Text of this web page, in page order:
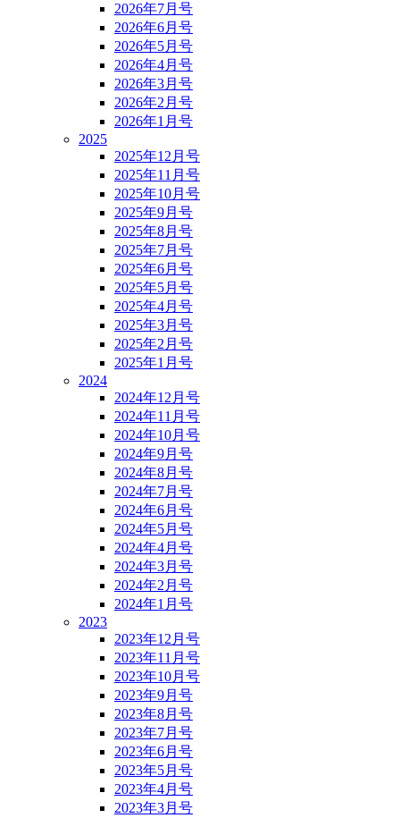
2026年7月号
2026年6月号
2026年5月号
2026年4月号
2026年3月号
2026年2月号
2026年1月号
2025
2025年12月号
2025年11月号
2025年10月号
2025年9月号
2025年8月号
2025年7月号
2025年6月号
2025年5月号
2025年4月号
2025年3月号
2025年2月号
2025年1月号
2024
2024年12月号
2024年11月号
2024年10月号
2024年9月号
2024年8月号
2024年7月号
2024年6月号
2024年5月号
2024年4月号
2024年3月号
2024年2月号
2024年1月号
2023
2023年12月号
2023年11月号
2023年10月号
2023年9月号
2023年8月号
2023年7月号
2023年6月号
2023年5月号
2023年4月号
2023年3月号